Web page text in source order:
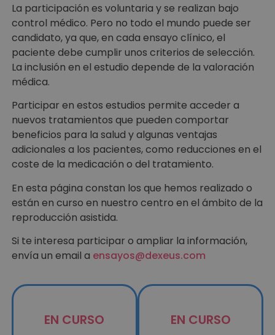
La participación es voluntaria y se realizan bajo
control médico. Pero no todo el mundo puede ser
candidato, ya que, en cada ensayo clínico, el
paciente debe cumplir unos criterios de selección.
La inclusión en el estudio depende de la valoración
médica.
Participar en estos estudios permite acceder a
nuevos tratamientos que pueden comportar
beneficios para la salud y algunas ventajas
adicionales a los pacientes, como reducciones en el
coste de la medicación o del tratamiento.
En esta página constan los que hemos realizado o
están en curso en nuestro centro en el ámbito de la
reproducción asistida.
Si te interesa participar o ampliar la información,
envía un email a ensayos@dexeus.com
EN CURSO EN CURSO